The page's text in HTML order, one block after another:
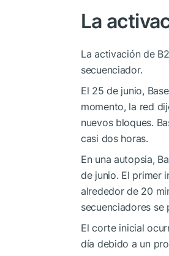
La
La activación de
secuenciador.
El 25 de junio,
momento, la red
nuevos bloques.
casi dos horas.
En una autopsia,
de junio. El primer
alrededor de 20
secuenciadores se
El corte inicial
día debido a un